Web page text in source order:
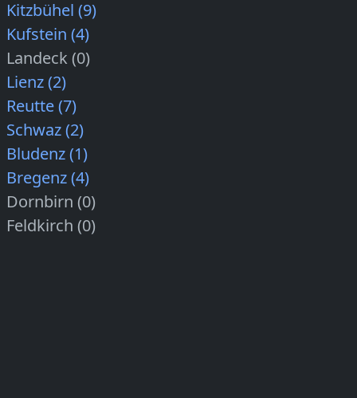
Kitzbühel (9)
Kufstein (4)
Landeck (0)
Lienz (2)
Reutte (7)
Schwaz (2)
Bludenz (1)
Bregenz (4)
Dornbirn (0)
Feldkirch (0)